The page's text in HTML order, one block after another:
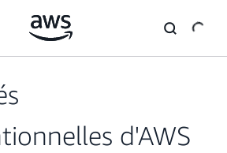
d'AWS